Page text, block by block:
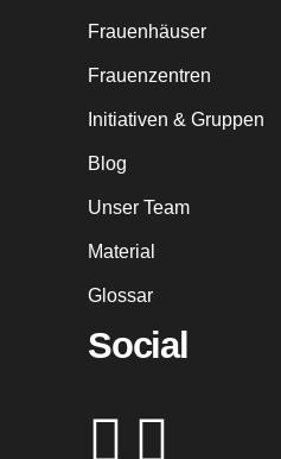
Frauenhäuser
Frauenzentren
Initiativen & Gruppen
Blog
Unser Team
Material
Glossar
Social